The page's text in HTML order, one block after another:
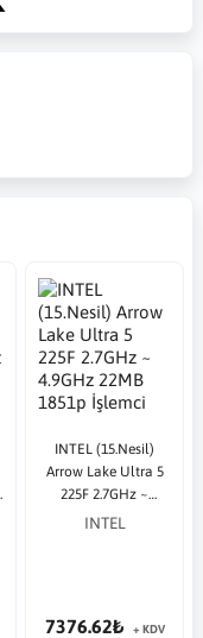
INTEL (15.Nesil)
Arrow Lake Ultra 5
225F 2.7GHz ~
4.9GHz 22MB 1851p
INTEL
7376.62₺
+ KDV